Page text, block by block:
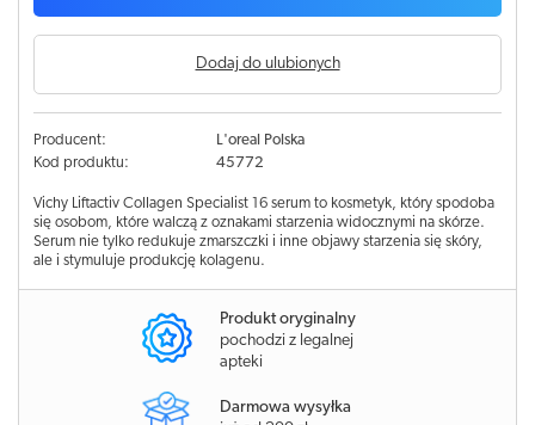
Dodaj do ulubionych
Producent:
L'oreal Polska
Kod produktu:
45772
Vichy Liftactiv Collagen Specialist 16 serum to kosmetyk, który spodoba
się osobom, które walczą z oznakami starzenia widocznymi na skórze.
Serum nie tylko redukuje zmarszczki i inne objawy starzenia się skóry,
ale i stymuluje produkcję kolagenu.
Produkt oryginalny
pochodzi z legalnej
apteki
Darmowa wysyłka